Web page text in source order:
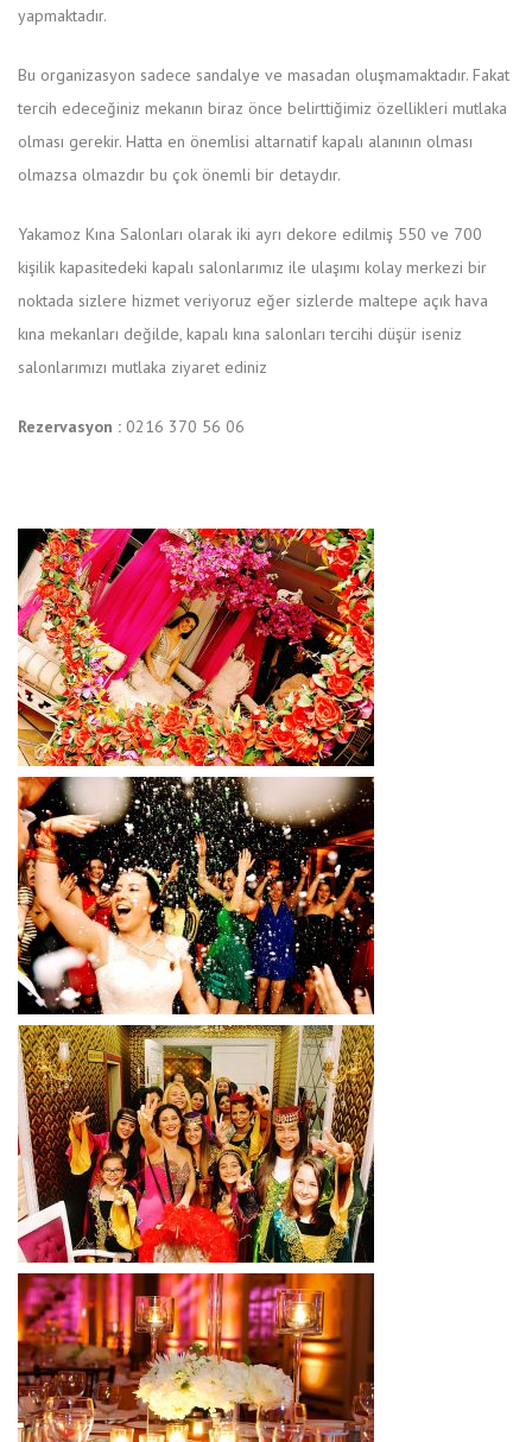
yapmaktadır.
Bu organizasyon sadece sandalye ve masadan oluşmamaktadır. Fakat
tercih edeceğiniz mekanın biraz önce belirttiğimiz özellikleri mutlaka
olması gerekir. Hatta en önemlisi altarnatif kapalı alanının olması
olmazsa olmazdır bu çok önemli bir detaydır.
Yakamoz Kına Salonları olarak iki ayrı dekore edilmiş 550 ve 700
kişilik kapasitedeki kapalı salonlarımız ile ulaşımı kolay merkezi bir
noktada sizlere hizmet veriyoruz eğer sizlerde maltepe açık hava
kına mekanları değilde, kapalı kına salonları tercihi düşür iseniz
salonlarımızı mutlaka ziyaret ediniz
Rezervasyon : 0216 370 56 06